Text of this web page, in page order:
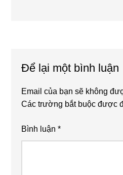
Để lại một bình luận
Email của bạn sẽ không
Các trường bắt buộc được
Bình luận*